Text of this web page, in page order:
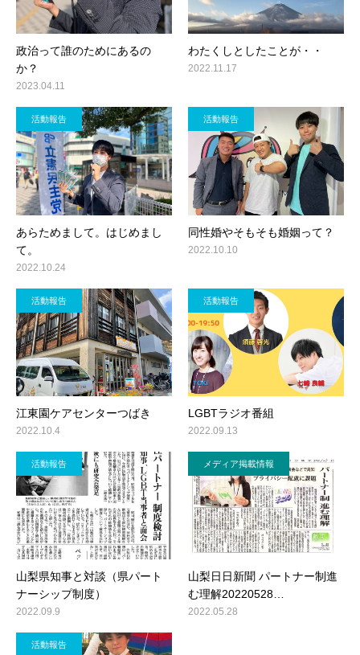
政治って誰のためにあるの
か？
2023.04.11
わたくしとしたことが・・
2022.11.17
活動報告
あらためまして。はじめまし
て。
2022.10.24
活動報告
同性婚やそもそも婚姻って？
2022.10.10
活動報告
江東園ケアセンターつばき
2022.10.4
活動報告
LGBTラジオ番組
2022.09.13
活動報告
山梨県知事と対談（県パート
ナーシップ制度）
2022.09.9
メディア掲載情報
山梨日日新聞 パートナー制進
む理解20220528…
2022.05.28
活動報告